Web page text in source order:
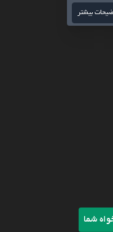
بیشتر
شما